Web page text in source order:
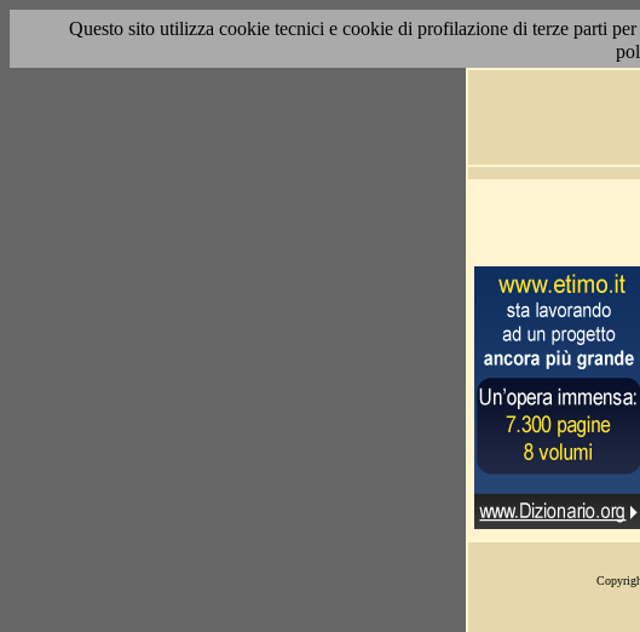
Questo sito utilizza cookie tecnici e cookie di profilazione di terze parti